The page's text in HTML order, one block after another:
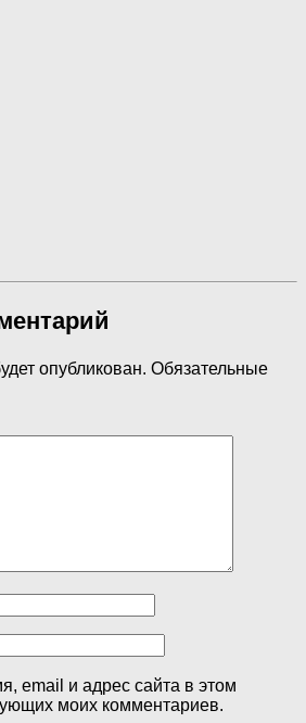
опубликован. Обязательные
email и адрес сайта в этом
моих комментариев.